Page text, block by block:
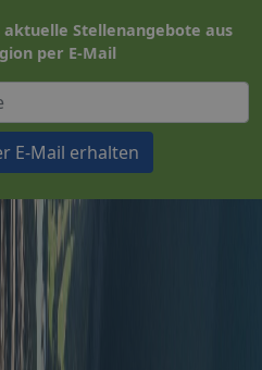
Stellenangebote aus
per E-Mail
E-Mail erhalten